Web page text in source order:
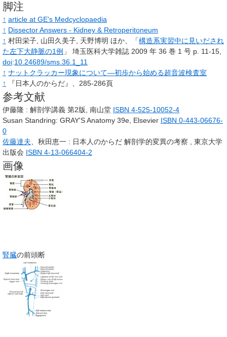
脚注
↑ article at GE's Medcyclopaedia
↑ Dissector Answers - Kidney & Retroperitoneum
↑ 村田栄子, 山田久美子, 天野博明 ほか、「構造系実習中に見いだされ
た左下大静脈の1例 」 埼玉医科大学雑誌 2009 年 36 巻 1 号 p. 11-15,
doi:10.24689/sms.36.1_11
↑ ナットクラッカー現象について―初歩から始める超音波検査室
↑
『日本人のからだ』、285-286頁
参考文献
伊藤隆 : 解剖学講義 第2版, 南山堂 ISBN 4-525-10052-4
Susan Standring: GRAY'S Anatomy 39e, Elsevier ISBN 0-443-06676-
0
佐藤達夫 、秋田恵一 : 日本人のからだ 解剖学的変異の考察 , 東京大学
出版会 ISBN 4-13-066404-2
画像
腎臓の前頭断